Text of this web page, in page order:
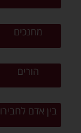
מחנכים
הורים
בין אדם לחבירו